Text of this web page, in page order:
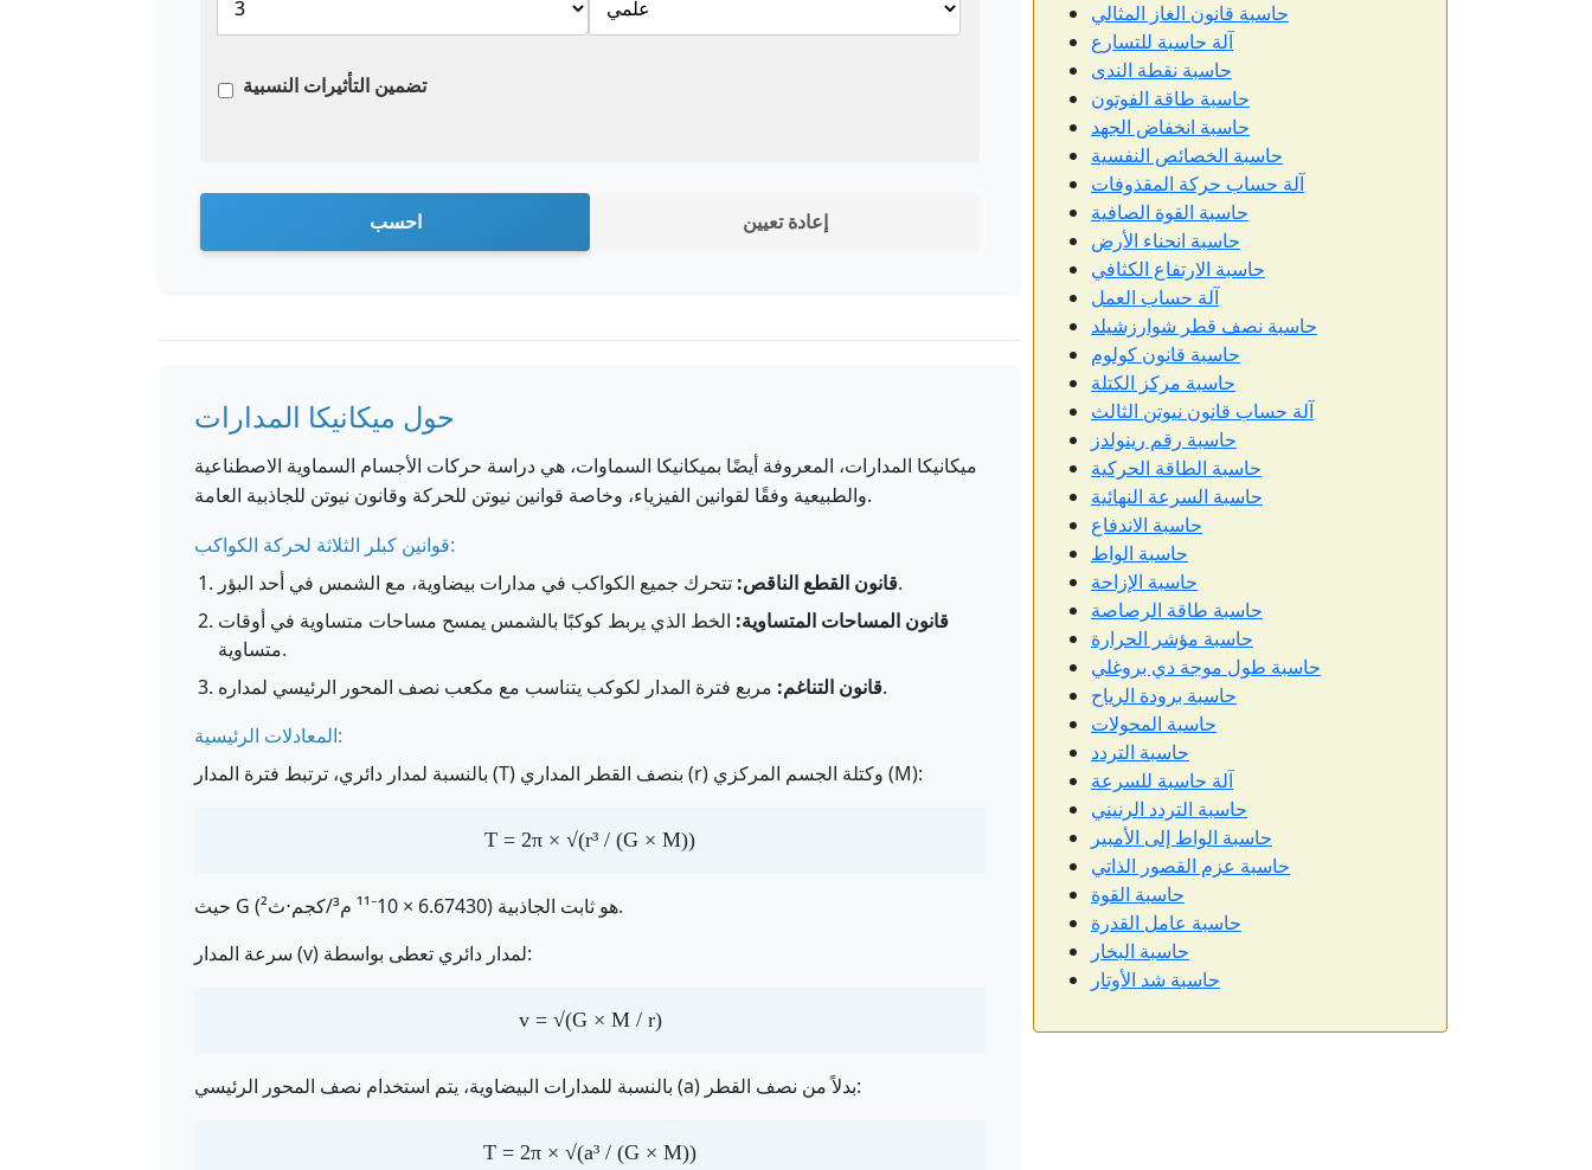
تضمين التأثيرات النسبية
احسب إعادة تعيين
حول ميكانيكا المدارات
ميكانيكا المدارات، المعروفة أيضًا بميكانيكا السماوات، هي دراسة حركات الأجسام السماوية الاصطناعية
والطبيعية وفقًا لقوانين الفيزياء، وخاصة قوانين نيوتن للحركة وقانون نيوتن للجاذبية العامة.
قوانين كبلر الثلاثة لحركة الكواكب:
قانون القطع الناقص:تتحرك جميع الكواكب في مدارات بيضاوية، مع الشمس في أحد البؤر.
قانون المساحات المتساوية: الخط الذي يربط كوكبًا بالشمس يمسح مساحات متساوية في أوقات
متساوية.
قانون التناغم:مربع فترة المدار لكوكب يتناسب مع مكعب نصف المحور الرئيسي لمداره.
المعادلات الرئيسية:
بالنسبة لمدار دائري، ترتبط فترة المدار (T) بنصف القطر المداري (r) وكتلة الجسم المركزي (M):
T = 2π × √(r³ / (G × M))
حيث G هو ثابت الجاذبية (6.67430 × 10⁻¹¹ م³/كجم⋅ث²).
سرعة المدار (v) لمدار دائري تعطى بواسطة:
v = √(G × M / r)
بالنسبة للمدارات البيضاوية، يتم استخدام نصف المحور الرئيسي (a) بدلاً من نصف القطر:
T = 2π × √(a³ / (G × M))
حاسبة قانون الغاز المثالي
آلة حاسبة للتسارع
حاسبة نقطة الندى
حاسبة طاقة الفوتون
حاسبة انخفاض الجهد
حاسبة الخصائص النفسية
آلة حساب حركة المقذوفات
حاسبة القوة الصافية
حاسبة انحناء الأرض
حاسبة الارتفاع الكثافي
آلة حساب العمل
حاسبة نصف قطر شوارزشيلد
حاسبة قانون كولوم
حاسبة مركز الكتلة
آلة حساب قانون نيوتن الثالث
حاسبة رقم رينولدز
حاسبة الطاقة الحركية
حاسبة السرعة النهائية
حاسبة الاندفاع
حاسبة الواط
حاسبة الإزاحة
حاسبة طاقة الرصاصة
حاسبة مؤشر الحرارة
حاسبة طول موجة دي بروغلي
حاسبة برودة الرياح
حاسبة المحولات
حاسبة التردد
آلة حاسبة للسرعة
حاسبة التردد الرنيني
حاسبة الواط إلى الأمبير
حاسبة عزم القصور الذاتي
حاسبة القوة
حاسبة عامل القدرة
حاسبة البخار
حاسبة شد الأوتار